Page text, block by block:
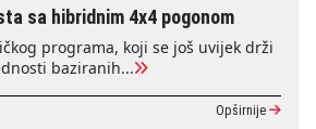
sa hibridnim 4x4 pogonom
programa, koji se još uvijek drži
baziranih...
Opširnije